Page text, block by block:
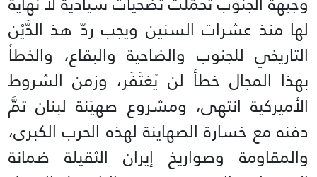
لها منذ عشرات السنين ويجب ردّ هذ الدَّيْن
التاريخي للجنوب والضاحية والبقاع، والخطأ
بهذا المجال خطأ لن يُغتَفَر، وزمن الشروط
الأميركية انتهى، ومشروع صهيَنة لبنان تمَّ
دفنه مع خسارة الصهاينة لهذه الحرب الكبرى،
والمقاومة وصواريخ إيران الثقيلة ضمانة